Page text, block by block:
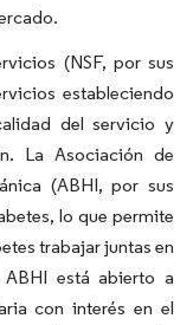
(NSF, por sus
estableciendo
del servicio y
La Asociación de
(ABHI, por sus
lo que permite
trabajar juntas en
está abierto a
con interés en el